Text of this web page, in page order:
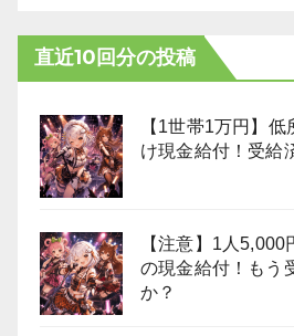
直近10回分の投稿
【1世帯1万円】
け現金給付！受給
【注意】1人
の現金給付！もう
か？